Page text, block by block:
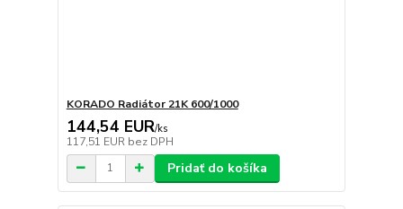
KORADO Radiátor 21K 600/1000
144,54 EUR/ks
117,51 EUR bez DPH
Pridať do košíka